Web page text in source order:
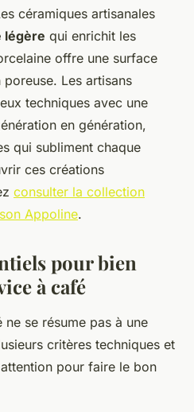
céramiques artisanales
légère qui enrichit les
offre une surface
Les artisans
techniques avec une
en génération,
qui subliment chaque
ces créations
consulter la collection
Appoline.
pour bien
à café
se résume pas à une
critères techniques et
pour faire le bon